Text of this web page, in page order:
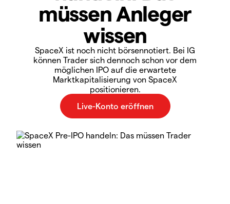
müssen Anleger
wissen
SpaceX ist noch nicht börsennotiert. Bei IG
können Trader sich dennoch schon vor dem
möglichen IPO auf die erwartete
Marktkapitalisierung von SpaceX
positionieren.